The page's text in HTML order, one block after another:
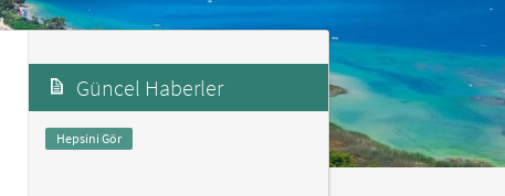
Güncel Haberler
Hepsini Gör